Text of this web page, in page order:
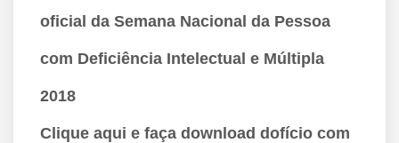
oficial da Semana Nacional da Pessoa
com Deficiência Intelectual e Múltipla
2018
Clique aqui e faça download dofício com